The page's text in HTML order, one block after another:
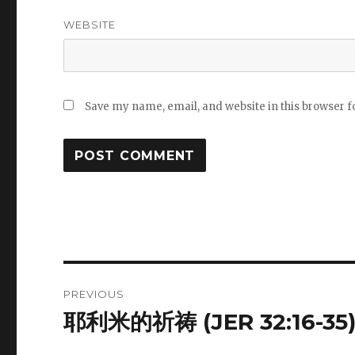
WEBSITE
Save my name, email, and website in this browser
navigation
PREVIOUS
Previous
耶利米的祈祷 (JER 32:16-35)